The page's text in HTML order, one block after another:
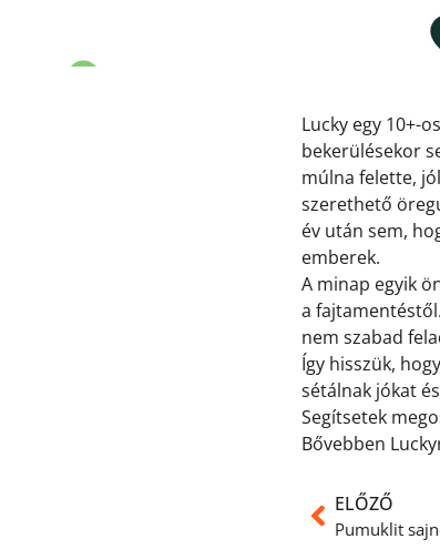
Lucky egy 10+-
bekerülésekor
múlna felette,
szerethető
év után sem,
emberek.
A minap egyik
a
nem szabad
Így hisszük,
sétálnak jókat
Segítsetek
Bővebben
ELŐZŐ
Pumuklit